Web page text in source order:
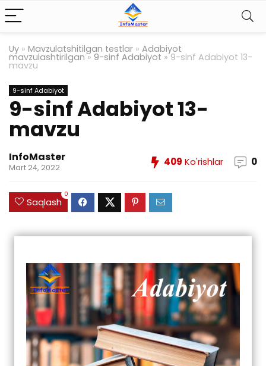
Uy » Mavzulatshitilgan testlar » Adabiyot
mavzulashtirilgan» 9-sinf Adabiyot »9-sinf Adabiyot 13-
mavzu
9-sinf Adabiyot
9-sinf Adabiyot 13-
mavzu
InfoMaster
Mart 24, 2022 409 Ko'rishlar 0
Saqlash
0